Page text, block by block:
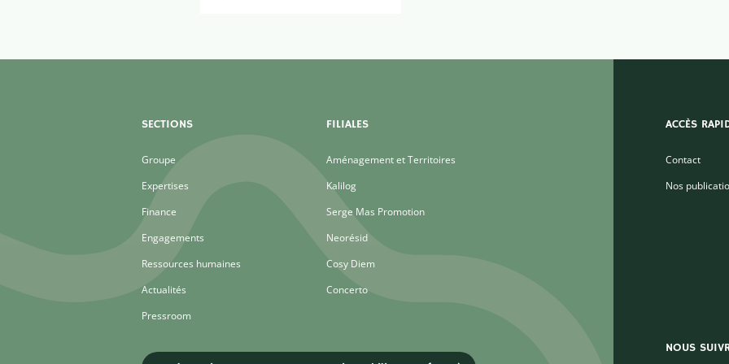
SECTIONS
Groupe
Expertises
Finance
Engagements
Ressources humaines
Actualités
Pressroom
FILIALES
Aménagement et Territoires
Kalilog
Serge Mas Promotion
Neorésid
Cosy Diem
Concerto
ACCÈS
Contact
Nos
NOUS